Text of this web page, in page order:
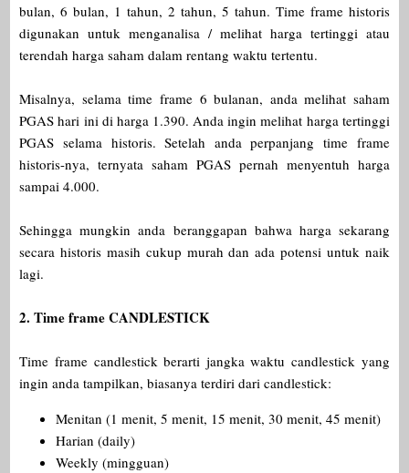
bulan, 6 bulan, 1 tahun, 2 tahun, 5 tahun. Time frame historis
digunakan untuk menganalisa / melihat harga tertinggi atau
terendah harga saham dalam rentang waktu tertentu.
Misalnya, selama time frame 6 bulanan, anda melihat saham
PGAS hari ini di harga 1.390. Anda ingin melihat harga tertinggi
PGAS selama historis. Setelah anda perpanjang time frame
historis-nya, ternyata saham PGAS pernah menyentuh harga
sampai 4.000.
Sehingga mungkin anda beranggapan bahwa harga sekarang
secara historis masih cukup murah dan ada potensi untuk naik
lagi.
2. Time frame CANDLESTICK
Time frame candlestick berarti jangka waktu candlestick yang
ingin anda tampilkan, biasanya terdiri dari candlestick:
Menitan (1 menit, 5 menit, 15 menit, 30 menit, 45 menit)
Harian (daily)
Weekly (mingguan)